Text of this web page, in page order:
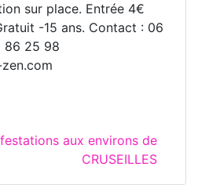
sur place. Entrée 4€
-15 ans. Contact : 06
86 25 98
aux environs de
CRUSEILLES